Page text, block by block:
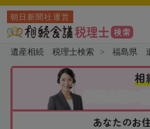
朝日新聞社運営
遺産相続 税理士検索 福島県
相
あなたのお